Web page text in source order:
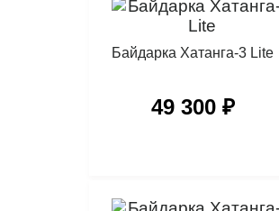
Байдарка Хатанга-3 Lite
49 300 ₽